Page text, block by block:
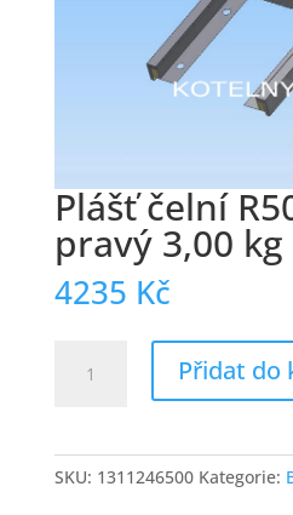
Plášť čelní
pravý 3,00 kg
4235 Kč
čelní
Přidat do
SKU: 1311246500 Kategorie: